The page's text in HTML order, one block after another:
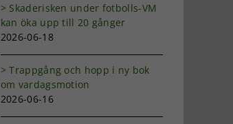
Skaderisken under fotbolls-VM
kan öka upp till 20 gånger
2026-06-18
Trappgång och hopp i ny bok
om vardagsmotion
2026-06-16